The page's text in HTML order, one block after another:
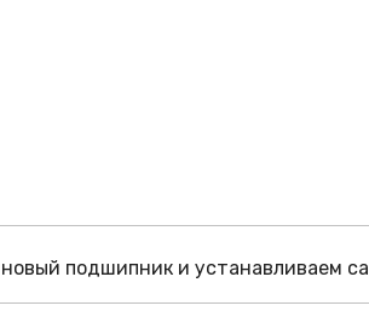
подшипник и устанавливаем